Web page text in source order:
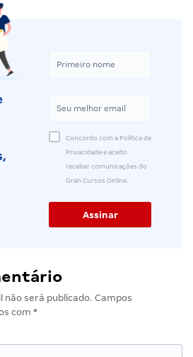
Concordo com a Política de
Privacidade e aceito
receber comunicações do
Gran Cursos Online.
não será publicado. Campos
com *